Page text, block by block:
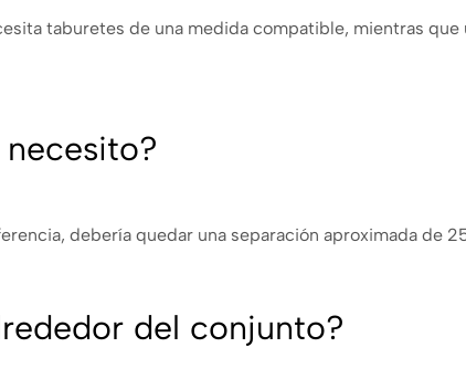
taburetes de una medida compatible, mientras
debería quedar una separación aproximada de
del conjunto?